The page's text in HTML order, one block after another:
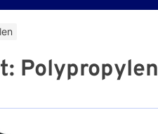
Polypropylen